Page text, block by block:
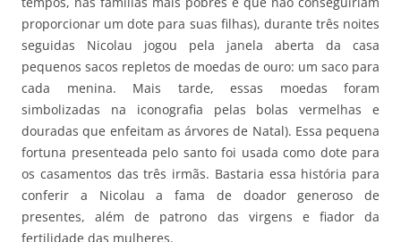
proporcionar um dote para suas filhas), durante três noites
seguidas Nicolau jogou pela janela aberta da casa
pequenos sacos repletos de moedas de ouro: um saco para
cada menina. Mais tarde, essas moedas foram
simbolizadas na iconografia pelas bolas vermelhas e
douradas que enfeitam as árvores de Natal). Essa pequena
fortuna presenteada pelo santo foi usada como dote para
os casamentos das três irmãs. Bastaria essa história para
conferir a Nicolau a fama de doador generoso de
presentes, além de patrono das virgens e fiador da
fertilidade das mulheres.